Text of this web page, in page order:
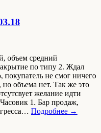
объем средний
по типу 2. Ждал
покупатель не смог ничего
но объема нет. Так же это
желание идти
1. Бар продаж,
Подробнее →